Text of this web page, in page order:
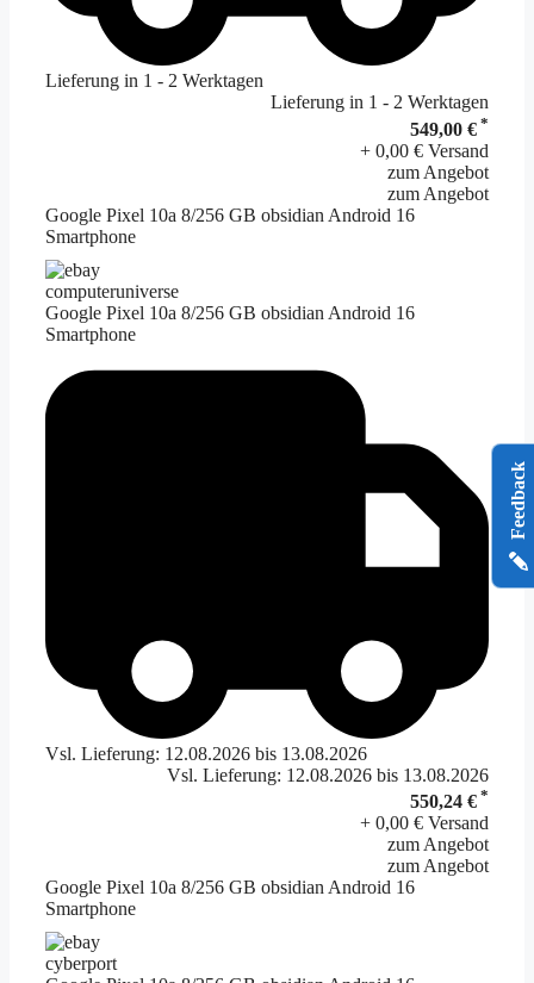
Lieferung in 1 - 2 Werktagen
Lieferung in 1 - 2 Werktagen
549,00 € *
+ 0,00 € Versand
zum Angebot
zum Angebot
Google Pixel 10a 8/256 GB obsidian Android 16
Smartphone
computeruniverse
Google Pixel 10a 8/256 GB obsidian Android 16
Smartphone
Vsl. Lieferung: 12.08.2026 bis 13.08.2026
Vsl. Lieferung: 12.08.2026 bis 13.08.2026
550,24 € *
+ 0,00 € Versand
zum Angebot
zum Angebot
Google Pixel 10a 8/256 GB obsidian Android 16
Smartphone
cyberport
Feedback